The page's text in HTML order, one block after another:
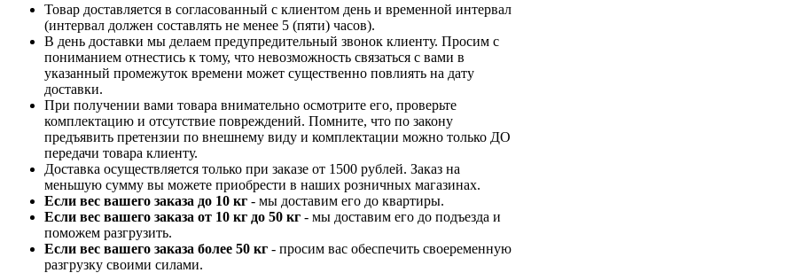
Товар доставляется в согласованный с клиентом день и временной интервал
(интервал должен составлять не менее 5 (пяти) часов).
В день доставки мы делаем предупредительный звонок клиенту. Просим с
пониманием отнестись к тому, что невозможность связаться с вами в
указанный промежуток времени может существенно повлиять на дату
доставки.
При получении вами товара внимательно осмотрите его, проверьте
комплектацию и отсутствие повреждений. Помните, что по закону
предъявить претензии по внешнему виду и комплектации можно только ДО
передачи товара клиенту.
Доставка осуществляется только при заказе от 1500 рублей. Заказ на
меньшую сумму вы можете приобрести в наших розничных магазинах.
Если вес вашего заказа до 10 кг - мы доставим его до квартиры.
Если вес вашего заказа от 10 кг до 50 кг - мы доставим его до подъезда и
поможем разгрузить.
Если вес вашего заказа более 50 кг - просим вас обеспечить своеременную
разгрузку своими силами.